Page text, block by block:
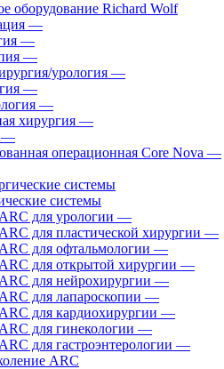
оборудование Richard Wolf
—
—
—
урология —
—
—
хирургия —
—
операционная Core Nova —
системы
для урологии —
для пластической хирургии —
для офтальмологии —
для открытой хирургии —
для нейрохирургии —
для лапароскопии —
для кардиохирургии —
для гинекологии —
для гастроэнтерологии —
ARC